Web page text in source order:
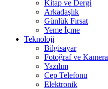
Kitap ve Dergi
Arkadaşlık
Günlük Fırsat
Yeme İçme
Teknoloji
Bilgisayar
Fotoğraf ve Kamera
Yazılım
Cep Telefonu
Elektronik